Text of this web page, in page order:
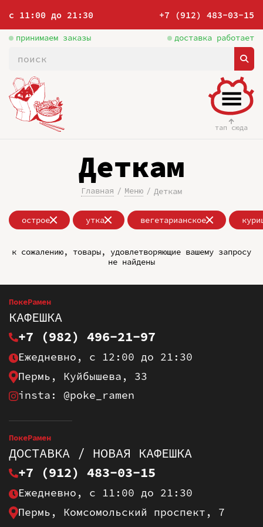
с 11:00 до 21:30 +7 (912) 483-03-15
принимаем заказы доставка работает
тап сюда
Деткам
Главная Меню Деткам
острое утка вегетарианское
к сожалению, товары, удовлетворяющие вашему запросу
не найдены
ПокеРамен
КАФЕШКА
+7 (982) 496-21-97
Ежедневно, с 12:00 до 21:30
Пермь, Куйбышева, 33
insta: @poke_ramen
ПокеРамен
ДОСТАВКА / НОВАЯ КАФЕШКА
+7 (912) 483-03-15
Ежедневно, с 11:00 до 21:30
Пермь, Комсомольский проспект, 7